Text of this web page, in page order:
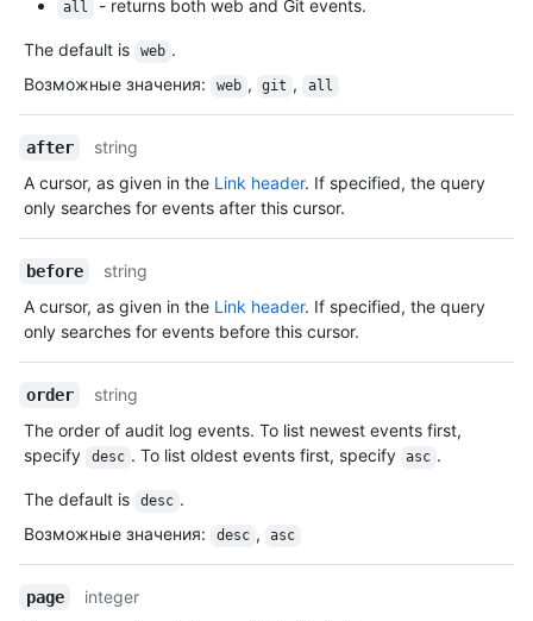
all - returns both web and Git events.
The default is web .
Возможные значения: web , git , all
after
string
A cursor, as given in the Link header. If specified, the query
only searches for events after this cursor.
before
string
A cursor, as given in the Link header. If specified, the query
only searches for events before this cursor.
order
string
The order of audit log events. To list newest events first,
specify
desc . To list oldest events first, specify asc .
The default is desc .
Возможные значения: desc , asc
page
integer